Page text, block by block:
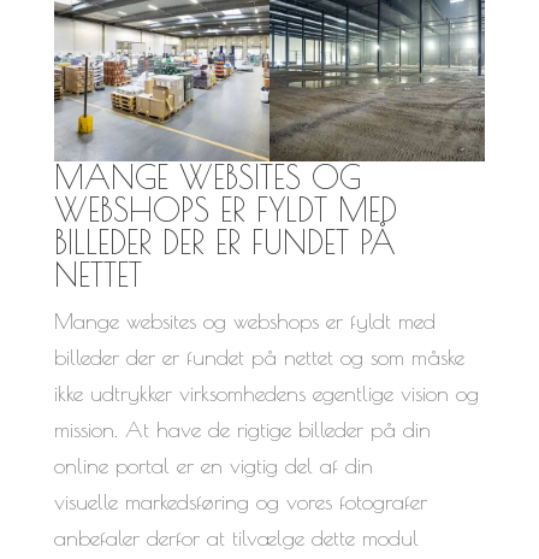
MANGE WEBSITES OG
WEBSHOPS ER FYLDT MED
BILLEDER DER ER FUNDET PÅ
NETTET
Mange websites og webshops er fyldt med
billeder der er fundet på nettet og som måske
ikke udtrykker virksomhedens egentlige vision og
mission. At have de rigtige billeder på din
online portal er en vigtig del af din
visuelle markedsføring og vores fotografer
anbefaler derfor at tilvælge dette modul